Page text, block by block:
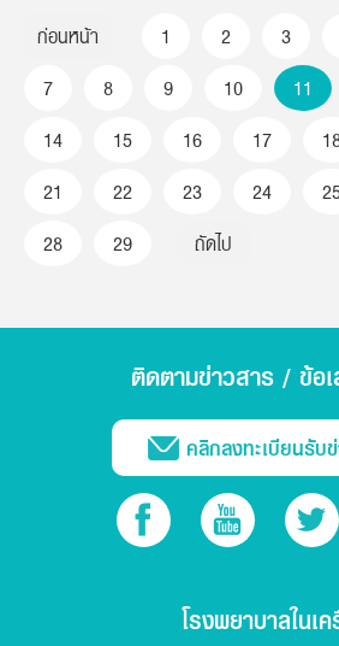
ก่อนหน้า 1 2 3
7
8 9 10 11
14
15 16 17
21
22 23 24
28
29 ถัดไป
ติดตามข่าวสาร / ข้อ
คลิกลงทะเบียนรับ
โรงพยาบาลในเ